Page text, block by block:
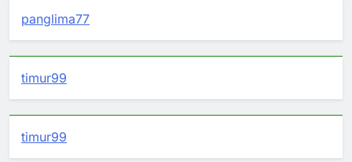
panglima77
timur99
timur99